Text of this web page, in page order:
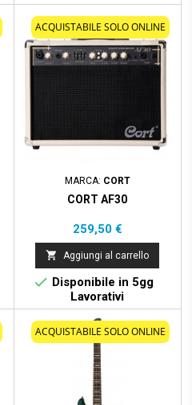
ACQUISTABILE SOLO ONLINE
MARCA: CORT
CORT AF30
Prezzo
259,50 €
 Aggiungi al carrello
 Disponibile in 5gg
Lavorativi
ACQUISTABILE SOLO ONLINE